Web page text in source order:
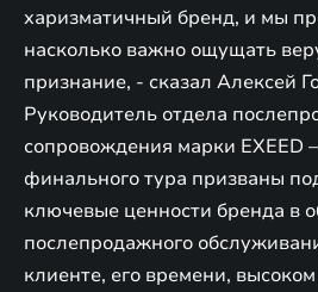
харизматичный бренд, и мы
насколько важно ощущать
признание, - сказал Алексей
Руководитель отдела
сопровождения марки EXEED
финального тура призваны
ключевые ценности бренда в
послепродажного
клиенте, его времени,